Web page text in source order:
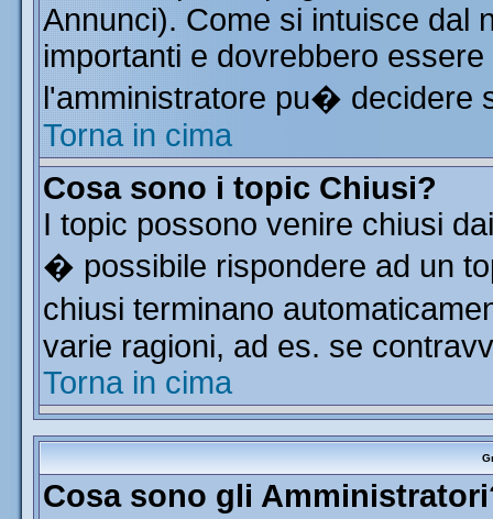
Annunci). Come si intuisce dal
importanti e dovrebbero
l'amministratore pu�
Torna in cima
Cosa sono i topic Chiusi?
I topic possono venire chiusi
� possibile rispondere ad un
chiusi terminano
varie ragioni, ad es. se
Torna in cima
Cosa sono gli